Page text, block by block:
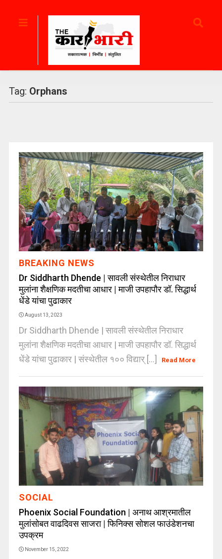
Tag: Orphans
BREAKING NEWS
Dr Siddharth Dhende | सावली संस्थेतील निराधार
मुलांना शैक्षणिक मदतीचा आधार | माजी उपहापौर डॉ. सिद्धार्थ
धेंडे यांचा पुढाकार
August 13, 2023
Dr Siddharth Dhende | सावली संस्थेतील निराधार
मुलांना शैक्षणिक मदतीचा आधार | माजी उपहापौर डॉ. सिद्धार्थ
धेंडे यांचा पुढाकार | संस्थेतील १०० विद्यार् [...]
Read More
SOCIAL
Phoenix Social Foundation | अनाथ आश्रमातील
मुलांसोबत वाढदिवस साजरा | फिनिक्स सोशल फाउंडेशनचा
उपक्रम
November 15, 2022